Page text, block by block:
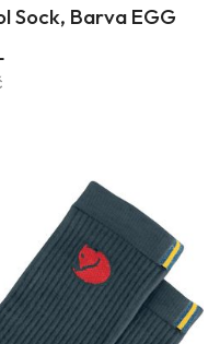
Sock, Barva EGG